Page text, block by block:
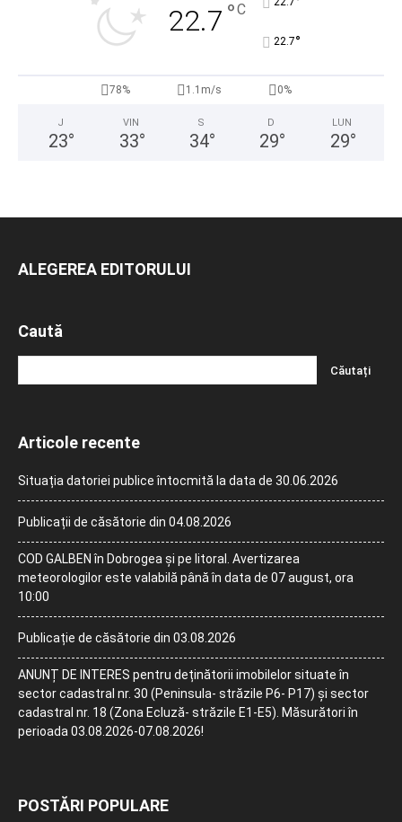
22.7 °C
22.7°
78% 1.1m/s 0%
J
23°
VIN
33°
S
34°
D
29°
LUN
29°
ALEGEREA EDITORULUI
Caută
Articole recente
Situația datoriei publice întocmită la data de 30.06.2026
Publicații de căsătorie din 04.08.2026
COD GALBEN în Dobrogea și pe litoral. Avertizarea
meteorologilor este valabilă până în data de 07 august, ora
10:00
Publicație de căsătorie din 03.08.2026
ANUNȚ DE INTERES pentru deținătorii imobilelor situate în
sector cadastral nr. 30 (Peninsula- străzile P6- P17) și sector
cadastral nr. 18 (Zona Ecluză- străzile E1-E5). Măsurători în
perioada 03.08.2026-07.08.2026!
POSTĂRI POPULARE